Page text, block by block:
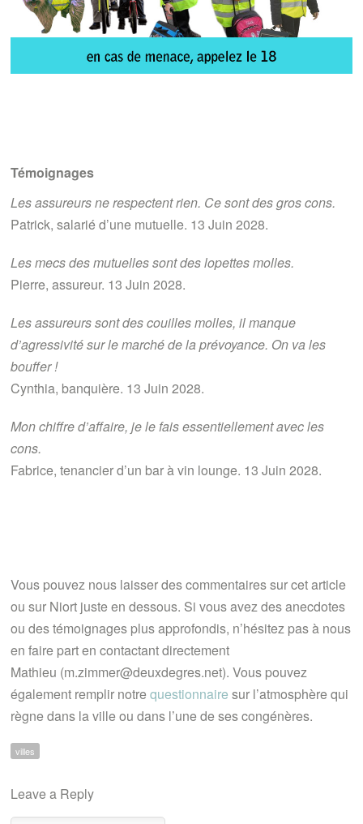
Témoignages
Les assureurs ne respectent rien. Ce sont des gros cons.
Patrick, salarié d’une mutuelle. 13 Juin 2028.
Les mecs des mutuelles sont des lopettes molles.
Pierre, assureur. 13 Juin 2028.
Les assureurs sont des couilles molles, il manque
d’agressivité sur le marché de la prévoyance. On va les
bouffer !
Cynthia, banquière. 13 Juin 2028.
Mon chiffre d’affaire, je le fais essentiellement avec les
cons.
Fabrice, tenancier d’un bar à vin lounge. 13 Juin 2028.
Vous pouvez nous laisser des commentaires sur cet article
ou sur Niort juste en dessous. Si vous avez des anecdotes
ou des témoignages plus approfondis, n’hésitez pas à nous
en faire part en contactant directement
Mathieu (m.zimmer@deuxdegres.net). Vous pouvez
également remplir notrequestionnaire sur l’atmosphère qui
règne dans la ville ou dans l’une de ses congénères.
villes
Leave a Reply